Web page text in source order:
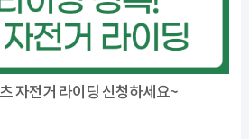
자전거 라이딩 신청하세요~